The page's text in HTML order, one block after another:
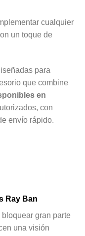
cualquier
un toque de
para
que combine
en
con
envío rápido.
Ray Ban
gran parte
una visión